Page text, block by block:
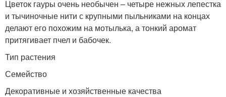
Цветок гауры очень необычен – четыре нежных лепестка
и тычиночные нити с крупными пыльниками на концах
делают его похожим на мотылька, а тонкий аромат
притягивает пчел и бабочек.
Тип растения
Семейство
Декоративные и хозяйственные качества